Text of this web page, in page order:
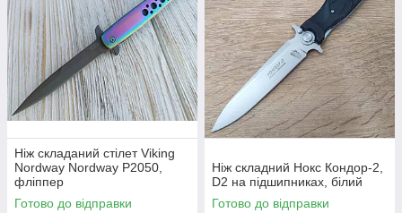
Ніж складаний стілет Viking
Nordway Nordway P2050,
фліппер
Готово до відправки
Ніж складний Нокс Кондор-2,
D2 на підшипниках, білий
Готово до відправки